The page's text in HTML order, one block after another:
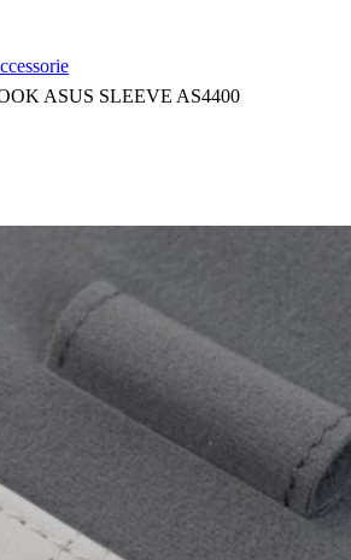
ASUS SLEEVE AS4400